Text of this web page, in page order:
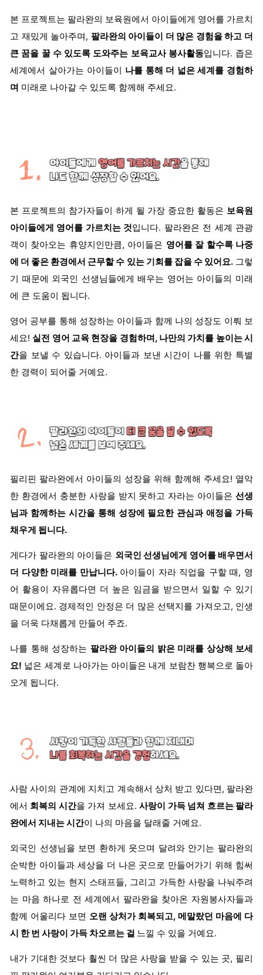
본 프로젝트는 팔라완의 보육원에서 아이들에게 영어를 가르치
고 재밌게 놀아주며, 팔라완의 아이들이 더 많은 경험을 하고 더
큰 꿈을 꿀 수 있도록 도와주는 보육교사 봉사활동입니다. 좁은
세계에서 살아가는 아이들이 나를 통해 더 넓은 세계를 경험하
며 미래로 나아갈 수 있도록 함께해 주세요.
본 프로젝트의 참가자들이 하게 될 가장 중요한 활동은 보육원
아이들에게 영어를 가르치는 것입니다. 팔라완은 전 세계 관광
객이 찾아오는 휴양지인만큼, 아이들은 영어를 잘 할수록 나중
에 더 좋은 환경에서 근무할 수 있는 기회를 잡을 수 있어요.그렇
기 때문에 외국인 선생님들에게 배우는 영어는 아이들의 미래
에 큰 도움이 됩니다.
영어 공부를 통해 성장하는 아이들과 함께 나의 성장도 이뤄 보
세요!실전 영어 교육 현장을 경험하며, 나만의 가치를 높이는 시
간을 보낼 수 있습니다. 아이들과 보낸 시간이 나를 위한 특별
한 경력이 되어줄 거예요.
필리핀 팔라완에서 아이들의 성장을 위해 함께해 주세요! 열악
한 환경에서 충분한 사랑을 받지 못하고 자라는 아이들은 선생
님과 함께하는 시간을 통해 성장에 필요한 관심과 애정을 가득
채우게 됩니다.
게다가 팔라완의 아이들은 외국인 선생님에게 영어를 배우면서
더 다양한 미래를 만납니다. 아이들이 자라 직업을 구할 때, 영
어 활용이 자유롭다면 더 높은 임금을 받으면서 일할 수 있기
때문이에요. 경제적인 안정은 더 많은 선택지를 가져오고, 인생
을 더욱 다채롭게 만들어 주죠.
나를 통해 성장하는 팔라완 아이들의 밝은 미래를 상상해 보세
요! 넓은 세계로 나아가는 아이들은 내게 보람찬 행복으로 돌아
오게 됩니다.
사람 사이의 관계에 지치고 계속해서 상처 받고 있다면, 팔라완
에서 회복의 시간을 가져 보세요.사랑이 가득 넘쳐 흐르는 팔라
완에서 지내는 시간이 나의 마음을 달래줄 거예요.
외국인 선생님을 보면 환하게 웃으며 달려와 안기는 팔라완의
순박한 아이들과 세상을 더 나은 곳으로 만들어가기 위해 힘써
노력하고 있는 현지 스태프들, 그리고 가득한 사랑을 나눠주려
는 마음 하나로 전 세계에서 팔라완을 찾아온 자원봉사자들과
함께 어울리다 보면 오랜 상처가 회복되고, 메말랐던 마음에 다
시 한 번 사랑이 가득 차오르는 걸 느낄 수 있을 거예요.
내가 기대한 것보다 훨씬 더 많은 사랑을 받을 수 있는 곳, 필리